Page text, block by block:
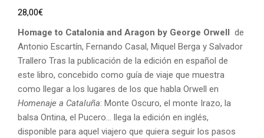
28,00€
Homage to Catalonia and Aragon by George Orwell de
Antonio Escartín, Fernando Casal, Miquel Berga y Salvador
Trallero Tras la publicación de la edición en español de
este libro, concebido como guía de viaje que muestra
como llegar a los lugares de los que habla Orwell en
Homenaje a Cataluña: Monte Oscuro, el monte Irazo, la
balsa Ontina, el Pucero... llega la edición en inglés,
disponible para aquel viajero que quiera seguir los pasos